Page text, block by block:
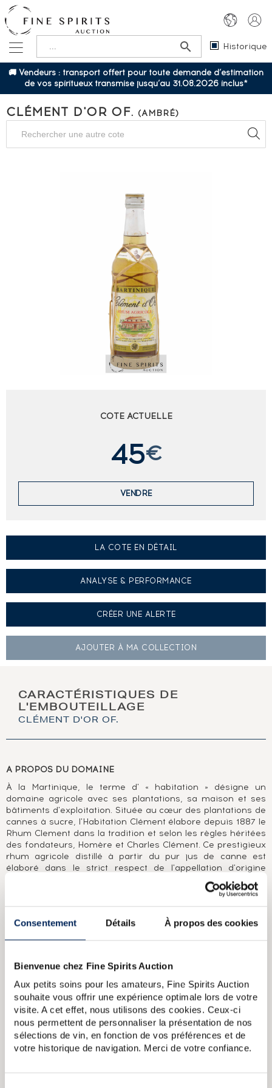
Consentement Détails À propos des cookies
Bienvenue chez Fine Spirits Auction
Aux petits soins pour les amateurs, Fine Spirits Auction
souhaite vous offrir une expérience optimale lors de votre
visite. A cet effet, nous utilisons des cookies. Ceux-ci
nous permettent de personnaliser la présentation de nos
sélections de vin, en fonction de vos préférences et de
votre historique de navigation. Merci de votre confiance.
Historique
🚚 Vendeurs : transport offert pour toute demande d’estimation
de vos spiritueux transmise jusqu’au 31.08.2026 inclus*
CLÉMENT D'OR OF. (AMBRÉ)
COTE ACTUELLE
45€
VENDRE
LA COTE EN DÉTAIL
ANALYSE & PERFORMANCE
CRÉER UNE ALERTE
AJOUTER À MA COLLECTION
CARACTÉRISTIQUES DE
L'EMBOUTEILLAGE
CLÉMENT D'OR OF.
A PROPOS DU DOMAINE
À la Martinique, le terme d' « habitation » désigne un
domaine agricole avec ses plantations, sa maison et ses
bâtiments d'exploitation. Située au cœur des plantations de
cannes à sucre, l'Habitation Clément élabore depuis 1887 le
Rhum Clement dans la tradition et selon les règles héritées
des fondateurs, Homère et Charles Clément. Ce prestigieux
rhum agricole distillé à partir du pur jus de canne est
élaboré dans le strict respect de l'appellation d'origine
Rhum agricole Clément vieilli pendant une courte période.
bottled in 1991 Rhum Clement 1970 Of. Domaine de lAcajou Vieilli
en futs Chene bottled in 1991 RhumClement Of. Domaine de
lAcajou Cuvee lan 2000 RhumClement 15 years Of. Domaine
de lAcajou Vieilli en futs Chene Rhum Clement Of. Domaine de
lAcajou Vieilli en futs Chene (bottled 90s) Rhum